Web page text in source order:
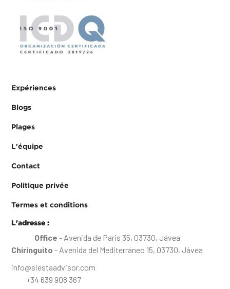
Expériences
Blogs
Plages
L'équipe
Contact
Politique privée
Termes et conditions
L'adresse :
Office - Avenida de Paris 35, 03730, Jávea
Chiringuito - Avenida del Mediterráneo 15, 03730, Jávea
info@siestaadvisor.com
+34 639 908 367